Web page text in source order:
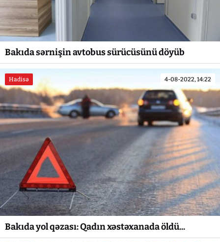
Bakıda sərnişin avtobus sürücüsünü döyüb
Hadisə 4-08-2022, 14:22
Bakıda yol qəzası: Qadın xəstəxanada öldü...